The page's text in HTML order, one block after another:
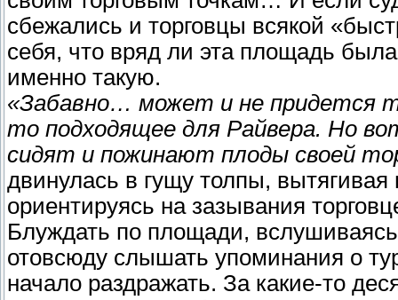
сбежались и торговцы всякой
себя, что вряд ли эта площадь
именно такую.
«Забавно… может и не придется
то подходящее для Райвера. Но
сидят и пожинают плоды своей
двинулась в гущу толпы,
ориентируясь на зазывания
Блуждать по площади,
отовсюду слышать упоминания о
начало раздражать. За какие-то